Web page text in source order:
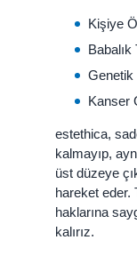
Kişiye
Babalık
Genetik
Kanser
estethica,
kalmayıp,
üst düzeye
hareket eder.
haklarına
kalırız.